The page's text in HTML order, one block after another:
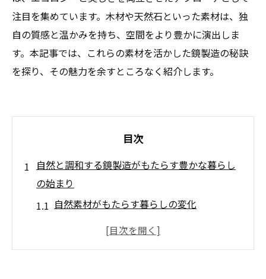
注目を集めています。木材や天然石といった素材は、独
自の質感と温かみを持ち、空間をより豊かに演出しま
す。本記事では、これらの素材を活かした鏡製造の秘訣
を探り、その魅力を余すところなく紹介します。
目次
自然と調和する鏡製造がもたらす豊かな暮らし
の始まり
自然素材がもたらす暮らしの変化
エコデザインと生活環境の調和